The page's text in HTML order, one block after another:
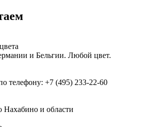
и Бельгии. Любой цвет.
телефону: +7 (495) 233-22-60
Нахабино и области